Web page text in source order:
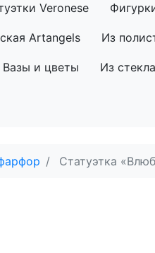
Veronese
Artangels Из
Вазы и цветы Из стекла
Статуэтка